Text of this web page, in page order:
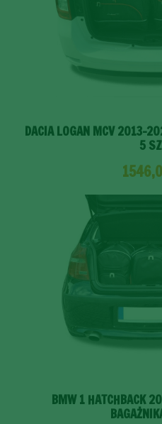
DACIA LOGAN MCV 2013-
5
BMW 1 HATCHBACK